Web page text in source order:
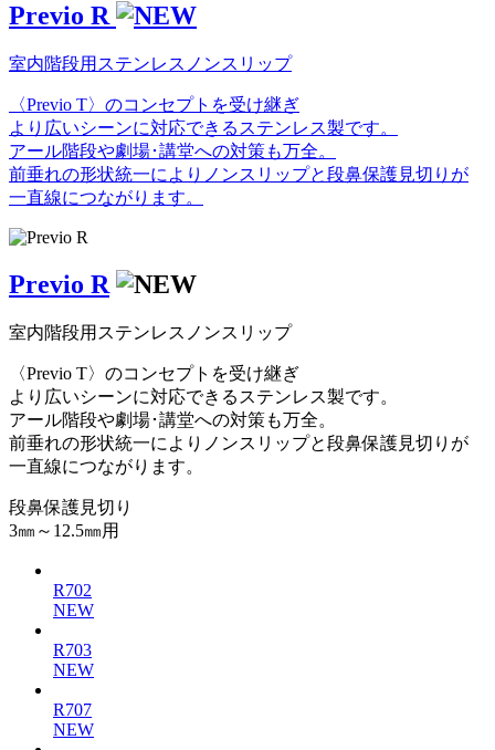
Previo R
室内階段用ステンレスノンスリップ
〈Previo T〉のコンセプトを受け継ぎ
より広いシーンに対応できるステンレス製です。
アール階段や劇場･講堂への対策も万全。
前垂れの形状統一によりノンスリップと段鼻保護見切りが
一直線につながります。
Previo R
室内階段用ステンレスノンスリップ
〈Previo T〉のコンセプトを受け継ぎ
より広いシーンに対応できるステンレス製です。
アール階段や劇場･講堂への対策も万全。
前垂れの形状統一によりノンスリップと段鼻保護見切りが
一直線につながります。
段鼻保護見切り
3㎜～12.5㎜用
R702
NEW
R703
NEW
R707
NEW